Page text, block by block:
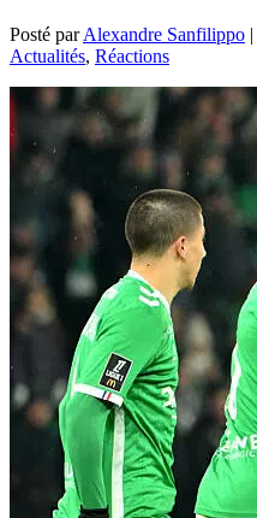
Posté parAlexandre Sanfilippo |
Actualités, Réactions